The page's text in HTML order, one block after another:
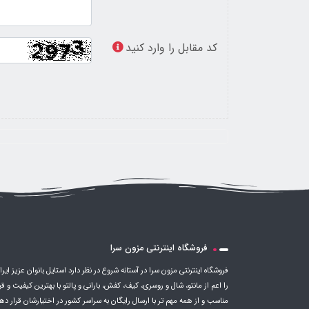
کد مقابل را وارد کنید
فروشگاه اینترنتی مزون سرا
فروشگاه اینترنتی مزون سرا در آستانه شروع در نظر دارد استایل بانوان عزیز
را اعم از مانتو، شال و روسری، کیف، کفش، بارانی و پالتو با بهترین کیفیت و
مناسب و از همه مهم تر با ارسال رایگان به سراسر کشور در اختیارشان قرار